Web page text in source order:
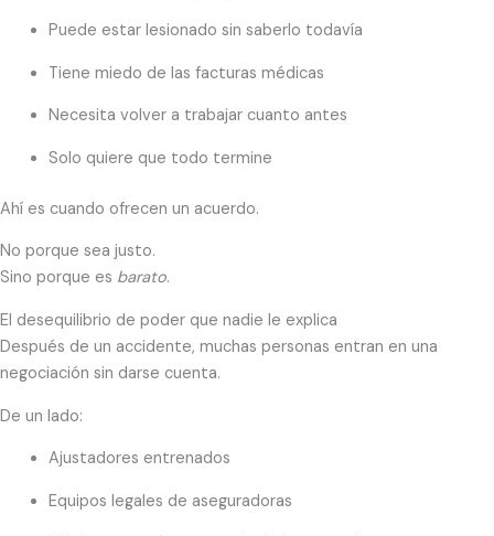
Puede estar lesionado sin saberlo todavía
Tiene miedo de las facturas médicas
Necesita volver a trabajar cuanto antes
Solo quiere que todo termine
Ahí es cuando ofrecen un acuerdo.
No porque sea justo.
Sino porque es barato.
El desequilibrio de poder que nadie le explica
Después de un accidente, muchas personas entran en una
negociación sin darse cuenta.
De un lado:
Ajustadores entrenados
Equipos legales de aseguradoras